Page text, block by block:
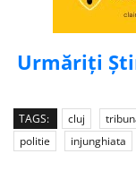
Urmăriți
TAGS: cluj
politie
injunghiata